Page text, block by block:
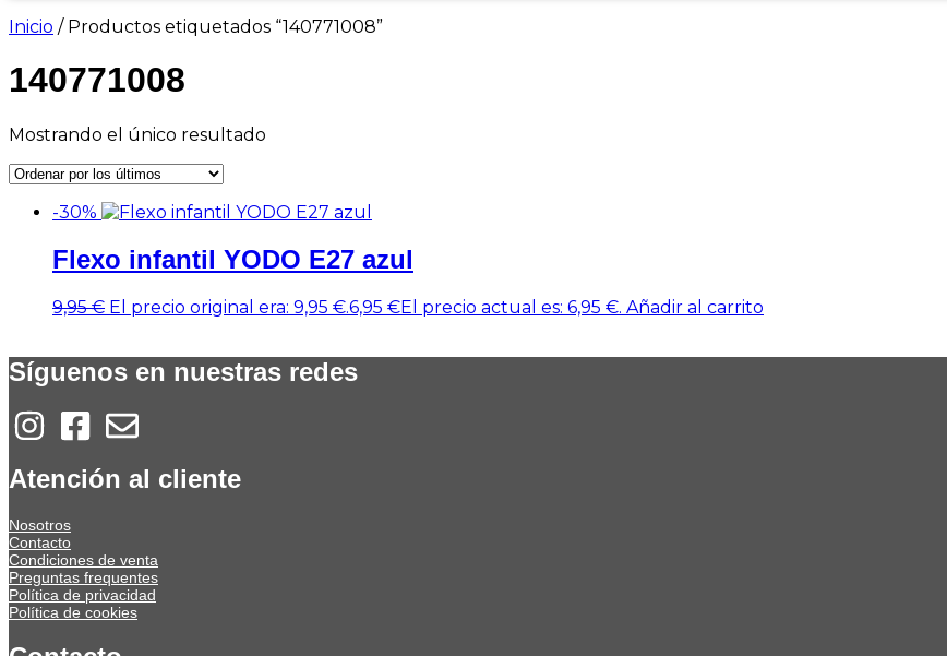
Inicio / Productos etiquetados “140771008”
140771008
Mostrando el único resultado
-30%
Flexo infantil YODO E27 azul
9,95€ El precio original era: 9,95 €.6,95 €El precio actual es: 6,95 €. Añadir al carrito
Síguenos en nuestras redes
Atención al cliente
Nosotros
Contacto
Condiciones de venta
Preguntas frequentes
Política de privacidad
Política de cookies